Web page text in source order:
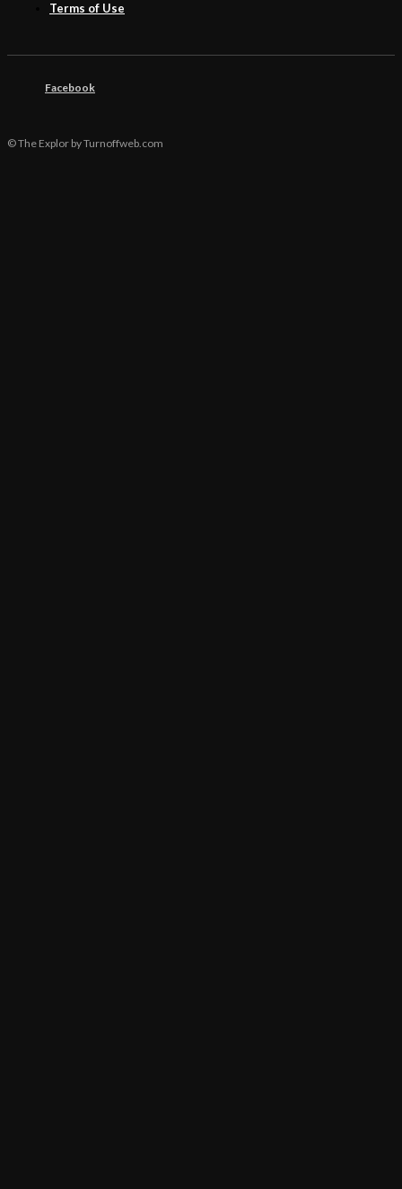
Terms of Use
Facebook
© The Explor by Turnoffweb.com